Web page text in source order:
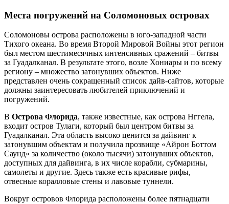
Места погружений на Соломоновых островах
Соломоновы острова расположены в юго-западной части
Тихого океана. Во время Второй Мировой Войны этот регион
был местом шестимесячных интенсивных сражений – битвы
за Гуадалканал. В результате этого, возле Хониары и по всему
региону – множество затонувших объектов. Ниже
представлен очень сокращенный список дайв-сайтов, которые
должны заинтересовать любителей приключений и
погружений.
В Острова Флорида, также известные, как острова Нггела,
входит остров Тулаги, который был центром битвы за
Гуадалканал. Эта область высоко ценится за дайвинг к
затонувшим объектам и получила прозвище «Айрон Боттом
Саунд» за количество (около тысячи) затонувших объектов,
доступных для дайвинга, в их числе корабли, субмарины,
самолеты и другие. Здесь также есть красивые рифы,
отвесные коралловые стены и лавовые туннели.
Вокруг островов Флорида расположены более пятнадцати